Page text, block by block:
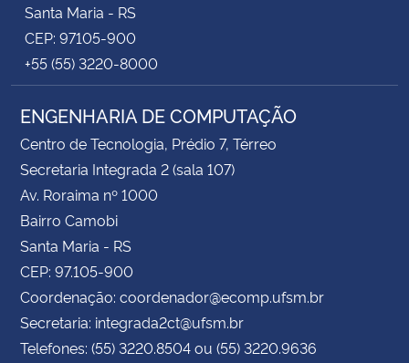
Planalto
Santa Maria - RS
CEP: 97105-900
+55 (55) 3220-8000
ENGENHARIA DE COMPUTAÇÃO
Centro de Tecnologia, Prédio 7, Térreo
Secretaria Integrada 2 (sala 107)
Av. Roraima nº 1000
Bairro Camobi
Santa Maria - RS
CEP: 97.105-900
Coordenação: coordenador@ecomp.ufsm.br
Secretaria: integrada2ct@ufsm.br
Telefones: (55) 3220.8504 ou (55) 3220.9636